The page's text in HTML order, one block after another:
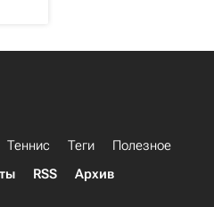
Теннис Теги
Полезное
RSS Архив